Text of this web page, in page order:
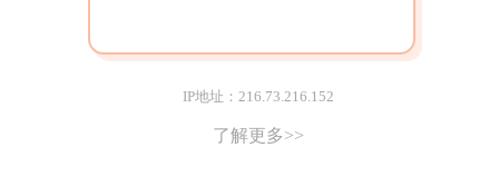
IP地址：216.73.216.152
了解更多>>